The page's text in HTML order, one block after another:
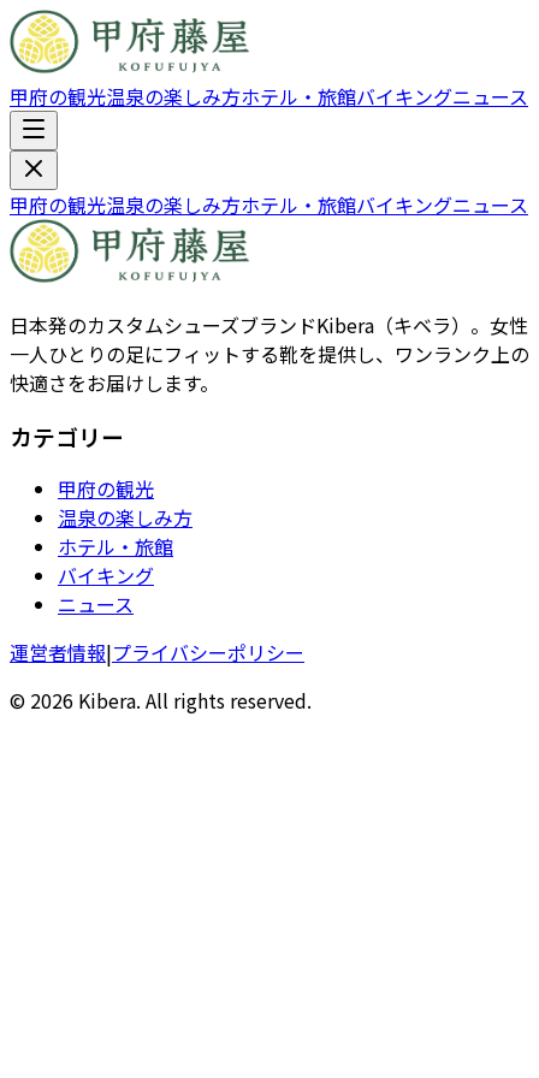
甲府の観光温泉の楽しみ方ホテル・旅館バイキングニュース
甲府の観光温泉の楽しみ方ホテル・旅館バイキングニュース
日本発のカスタムシューズブランドKibera（キベラ）。女性
一人ひとりの足にフィットする靴を提供し、ワンランク上の
快適さをお届けします。
カテゴリー
甲府の観光
温泉の楽しみ方
ホテル・旅館
バイキング
ニュース
運営者情報|プライバシーポリシー
© 2026 Kibera. All rights reserved.